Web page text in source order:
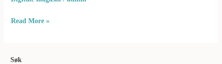
Read More »
Søk